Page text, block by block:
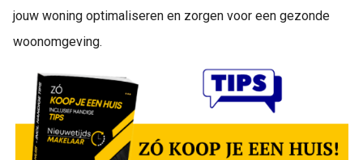
jouw woning optimaliseren en zorgen voor een gezonde
woonomgeving.